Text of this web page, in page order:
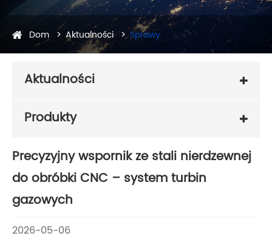
Dom Aktualności Sprawy
Aktualności
Produkty
Precyzyjny wspornik ze stali nierdzewnej
do obróbki CNC – system turbin
gazowych
2026-05-06